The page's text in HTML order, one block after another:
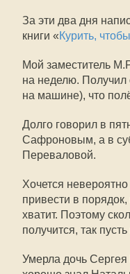
За эти два дня
книги «Курить,
Мой заместитель
на неделю. Получил
на машине), что
Долго говорил в
Сафроновым, а в
Переваловой.
Хочется
привести в
хватит. Поэтому
получится, так пусть
Умерла дочь